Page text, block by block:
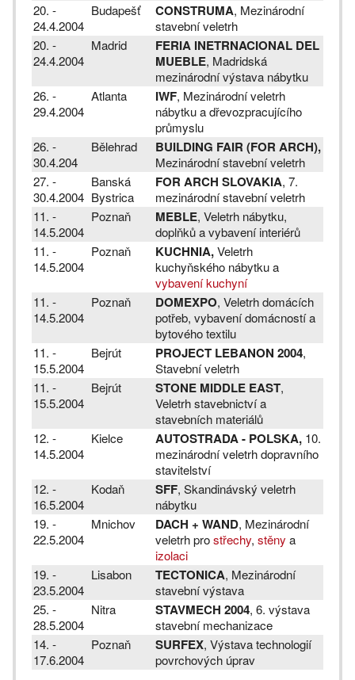
20. -
24.4.2004
Budapešť CONSTRUMA, Mezinárodní
stavební veletrh
20. -
24.4.2004
Madrid
FERIA INETRNACIONAL DEL
MUEBLE, Madridská
mezinárodní výstava nábytku
26. -
29.4.2004
Atlanta IWF, Mezinárodní veletrh
nábytku a dřevozpracujícího
průmyslu
26. -
30.4.204
Bělehrad BUILDING FAIR (FOR ARCH),
Mezinárodní stavební veletrh
27. -
30.4.2004
Banská
Bystrica
FOR ARCH SLOVAKIA, 7.
mezinárodní stavební veletrh
11. -
14.5.2004
Poznaň MEBLE, Veletrh nábytku,
doplňků a vybavení interiérů
11. -
14.5.2004
Poznaň KUCHNIA,Veletrh
kuchyňského nábytku a
vybavení kuchyní
11. -
14.5.2004
Poznaň DOMEXPO, Veletrh domácích
potřeb, vybavení domácností a
bytového textilu
11. -
15.5.2004
Bejrút PROJECT LEBANON 2004,
Stavební veletrh
11. -
15.5.2004
Bejrút STONE MIDDLE EAST,
Veletrh stavebnictví a
stavebních materiálů
12. -
14.5.2004
Kielce AUTOSTRADA - POLSKA, 10.
mezinárodní veletrh dopravního
stavitelství
12. -
16.5.2004
Kodaň SFF, Skandinávský veletrh
nábytku
19. -
22.5.2004
Mnichov DACH + WAND, Mezinárodní
veletrh prostřechy, stěny a
izolaci
19. -
23.5.2004
Lisabon TECTONICA, Mezinárodní
stavební výstava
25. -
28.5.2004
Nitra STAVMECH 2004, 6. výstava
stavební mechanizace
14. -
17.6.2004
Poznaň SURFEX, Výstava technologií
povrchových úprav